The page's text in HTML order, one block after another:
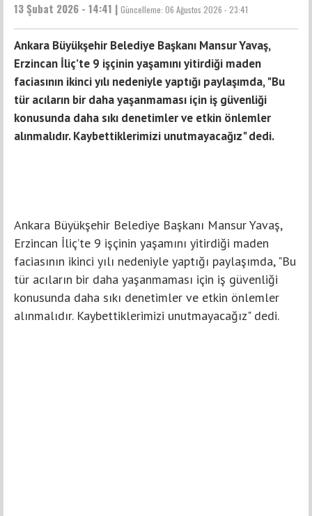
13 Şubat 2026 - 14:41 | Güncelleme: 06 Ağustos 2026 - 23:41
Ankara Büyükşehir Belediye Başkanı Mansur Yavaş,
Erzincan İliç’te 9 işçinin yaşamını yitirdiği maden
faciasının ikinci yılı nedeniyle yaptığı paylaşımda, "Bu
tür acıların bir daha yaşanmaması için iş güvenliği
konusunda daha sıkı denetimler ve etkin önlemler
alınmalıdır. Kaybettiklerimizi unutmayacağız" dedi.
Ankara Büyükşehir Belediye Başkanı Mansur Yavaş,
Erzincan İliç’te 9 işçinin yaşamını yitirdiği maden
faciasının ikinci yılı nedeniyle yaptığı paylaşımda, "Bu
tür acıların bir daha yaşanmaması için iş güvenliği
konusunda daha sıkı denetimler ve etkin önlemler
alınmalıdır. Kaybettiklerimizi unutmayacağız" dedi.